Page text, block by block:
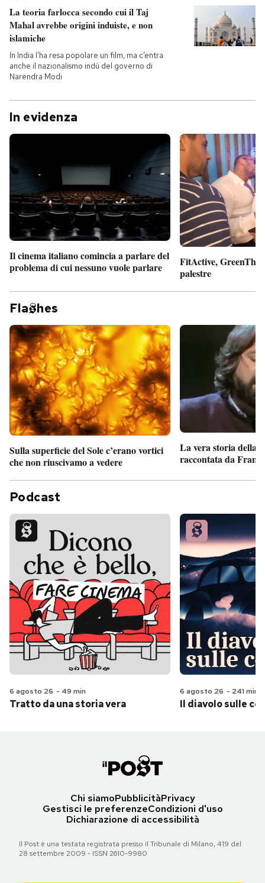
La teoria farlocca secondo cui il Taj
Mahal avrebbe origini induiste, e non
islamiche
In India l’ha resa popolare un film, ma c’entra
anche il nazionalismo indù del governo di
Narendra Modi
In evidenza
Il cinema italiano comincia a parlare del
problema di cui nessuno vuole parlare
FitActive,
palestre
Fla hes
Sulla superficie del Sole c’erano vortici
che non riuscivamo a vedere
La vera storia della
raccontata da
Podcast
6 agosto 26 - 49 min
Tratto da una storia vera
6 agosto 26 - 241 min
Il diavolo sulle
Chi siamoPubblicitàPrivacy
Gestisci le preferenzeCondizioni d'uso
Dichiarazione di accessibilità
Il Post è una testata registrata presso il Tribunale di Milano, 419 del
28 settembre 2009 - ISSN 2610-9980